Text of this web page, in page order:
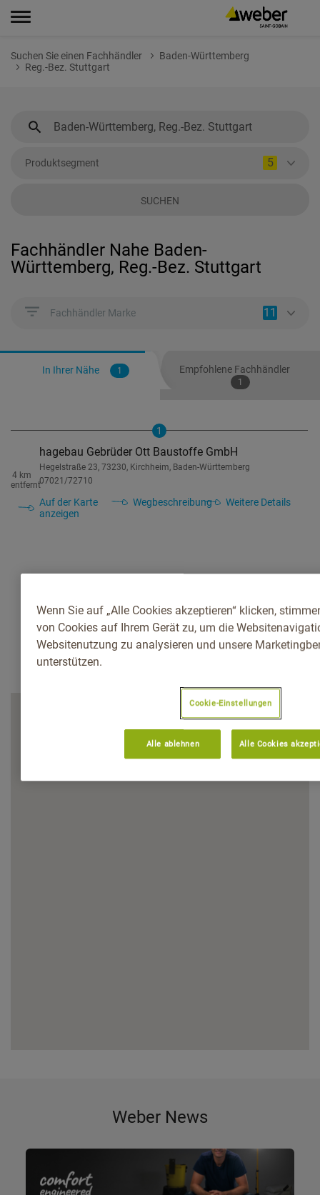
Suchen Sie einen Fachhändler
Baden-Württemberg
Reg.-Bez. Stuttgart
Produktsegment 5
SUCHEN
Fachhändler Nahe Baden-
Württemberg, Reg.-Bez. Stuttgart
Fachhändler Marke 11
In Ihrer Nähe 1 Empfohlene Fachhändler
1
1
hagebau Gebrüder Ott Baustoffe GmbH
Hegelstraße 23, 73230, Kirchheim, Baden-Württemberg
07021/72710
4 km
entfernt
Auf der Karte
anzeigen
Wegbeschreibung Weitere Details
Weber News
Wenn Sie auf „Alle Cookies akzeptieren“ klicken,
von Cookies auf Ihrem Gerät zu, um die
Websitenutzung zu analysieren und unsere
unterstützen.
Cookie-Einstellungen
Alle ablehnen Alle Cookies